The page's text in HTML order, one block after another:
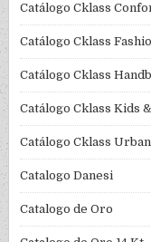
Catálogo Cklass
Catálogo Cklass
Catálogo Cklass
Catálogo Cklass Kids
Catálogo Cklass
Catalogo Danesi
Catalogo de Oro